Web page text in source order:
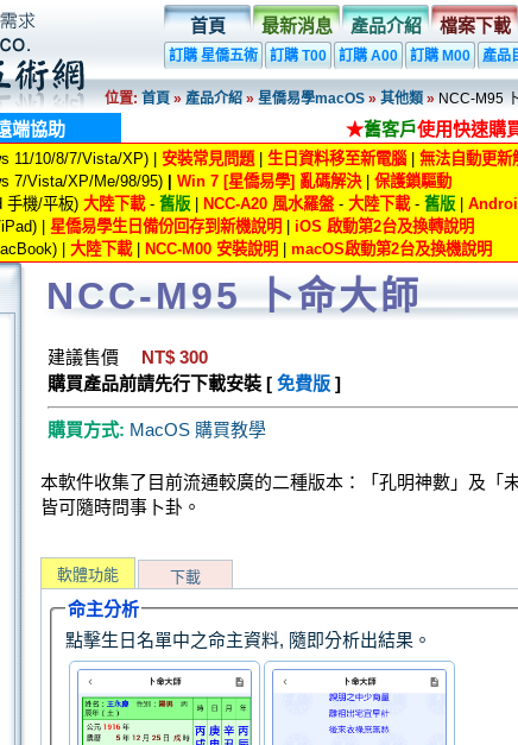
首頁 最新消息 產品介紹 檔案下載
訂購 星僑五術 訂購 T00 訂購 A00 訂購 M00 產品
位置:首頁»產品介紹»星僑易學macOS»其他類»NCC-M95
端協助 ★舊客戶使用快速購
11/10/8/7/Vista/XP) | 安裝常見問題| 生日資料移至新電腦| 無法自動更新
7/Vista/XP/Me/98/95) Win 7 [星僑易學] 亂碼解決| 保護鎖驅動
手機/平板) 大陸下載- 舊版 NCC-A20 風水羅盤- 大陸下載- 舊版
| 星僑易學生日備份回存到新機說明
iOS 啟動第2台及換轉說明
| 大陸下載| NCC-M00 安裝說明 macOS啟動第2台及換機說明
NCC-M95 卜命大師
建議售價 NT$ 300
購買產品前請先行下載安裝 [ 免費版 ]
購買方式: MacOS 購買教學
本軟件收集了目前流通較廣的二種版本：「孔明神數」及「
皆可隨時問事卜卦。
軟體功能 下載
命主分析
點擊生日名單中之命主資料, 隨即分析出結果。